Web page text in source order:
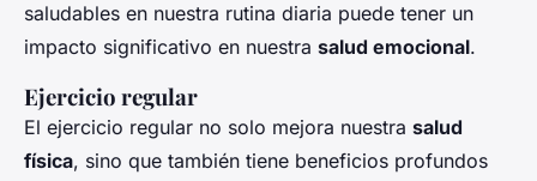
saludables en nuestra rutina diaria puede tener un
impacto significativo en nuestra salud emocional.
Ejercicio regular
El ejercicio regular no solo mejora nuestra salud
física, sino que también tiene beneficios profundos